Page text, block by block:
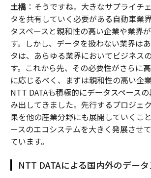
土橋：そうですね。大きなサプライチ
タを共有していく必要がある自動車業
タスペースと親和性の高い企業や業界
す。しかし、データを扱わない業界は
タは、あらゆる業界においてビジネス
す。これから先、その必要性がさらに
に応じるべく、まずは親和性の高い企
NTT DATAも積極的にデータスペース
み出してきました。先行するプロジェ
果を他の産業分野にも展開していくこ
ースのエコシステムを大きく発展させ
ています。
NTT DATAによる国内外のデー